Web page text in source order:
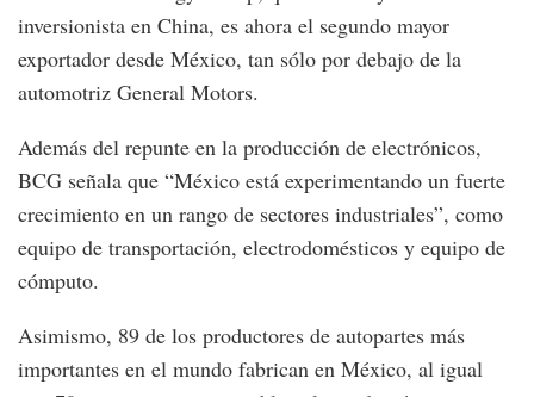
inversionista en China, es ahora el segundo mayor
exportador desde México, tan sólo por debajo de la
automotriz General Motors.
Además del repunte en la producción de electrónicos,
BCG señala que “México está experimentando un fuerte
crecimiento en un rango de sectores industriales”, como
equipo de transportación, electrodomésticos y equipo de
cómputo.
Asimismo, 89 de los productores de autopartes más
importantes en el mundo fabrican en México, al igual